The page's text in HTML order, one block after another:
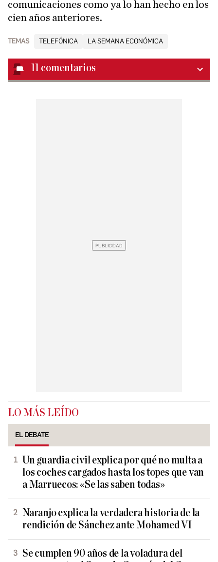
comunicaciones como ya lo han hecho en los
cien años anteriores.
TEMAS TELEFÓNICA LA SEMANA ECONÓMICA
11 comentarios
LO MÁS LEÍDO
EL DEBATE
Un guardia civil explica por qué no multa a
los coches cargados hasta los topes que van
a Marruecos: «Se las saben todas»
Naranjo explica la verdadera historia de la
rendición de Sánchez ante Mohamed VI
Se cumplen 90 años de la voladura del